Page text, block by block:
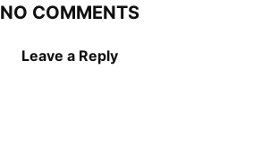
NO COMMENTS
Leave a Reply